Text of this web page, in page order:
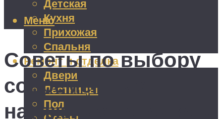
Детская
Кухня
Прихожая
Спальня
Ремонт и отделка
Двери
Лестницы
Пол
Меню
Советы по выбору
современных
натяжных потолков